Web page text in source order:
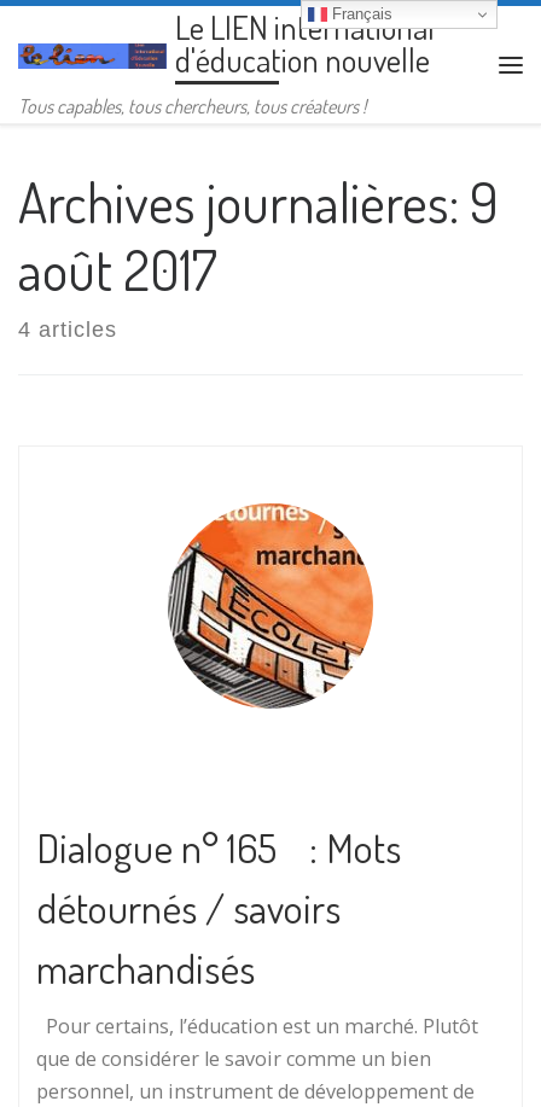
Passer au contenuLe LIEN international
d'éducation nouvelle
Tous capables, tous chercheurs, tous créateurs !
Archives journalières: 9
août 2017
4 articles
Dialogue n° 165 : Mots
détournés / savoirs
marchandisés
Pour certains, l’éducation est un marché. Plutôt
que de considérer le savoir comme un bien
personnel, un instrument de développement de
Français